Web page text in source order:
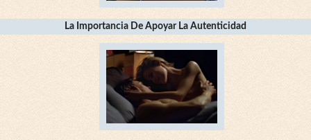
La Importancia De Apoyar La Autenticidad